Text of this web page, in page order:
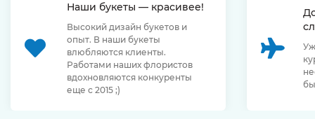
Наши букеты — красивее!
Высокий дизайн букетов и
опыт. В наши букеты
влюбляются клиенты.
Работами наших флористов
вдохновляются конкуренты
еще с 2015 ;)